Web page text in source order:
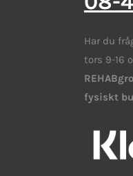
Har du
tors 9-16
fysiskt